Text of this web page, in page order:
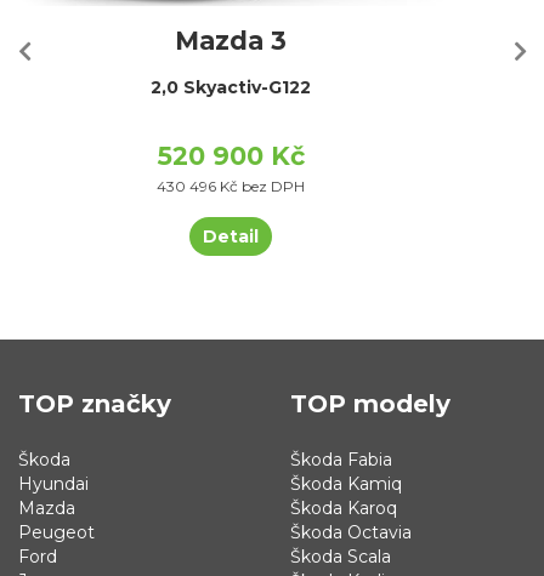
Mazda 3
2,0 Skyactiv-G122
520 900 Kč
430 496 Kč bez DPH
Detail
TOP značky
Škoda
Hyundai
Mazda
Peugeot
Ford
TOP modely
Škoda Fabia
Škoda Kamiq
Škoda Karoq
Škoda Octavia
Škoda Scala